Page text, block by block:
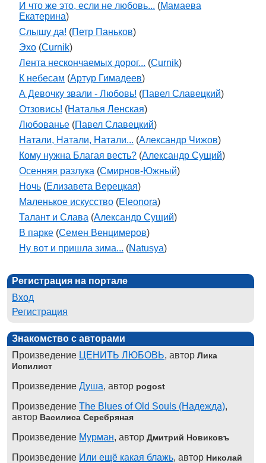
И что же это, если не любовь... (Мамаева
Екатерина)
Слышу да! (Петр Паньков)
Эхо (Curnik)
Лента нескончаемых дорог... (Curnik)
К небесам (Артур Гимадеев)
А Девочку звали - Любовь! (Павел Славецкий)
Отзовись! (Наталья Ленская)
Любованье (Павел Славецкий)
Натали, Натали, Натали... (Александр Чижов)
Кому нужна Благая весть? (Александр Сущий)
Осенняя разлука (Смирнов-Южный)
Ночь (Елизавета Верецкая)
Маленькое искусство (Eleonora)
Талант и Слава (Александр Сущий)
В парке (Семен Венцимеров)
Ну вот и пришла зима... (Natusya)
Регистрация на портале
Вход
Регистрация
Знакомство с авторами
Произведение ЦЕНИТЬ ЛЮБОВЬ, автор Лика
Испилист
Произведение Душа, автор pogost
Произведение The Blues of Old Souls (Надежда),
автор Василиса Серебряная
Произведение Мурман, автор Дмитрий Новиковъ
Произведение Или ещё какая блажь, автор Николай